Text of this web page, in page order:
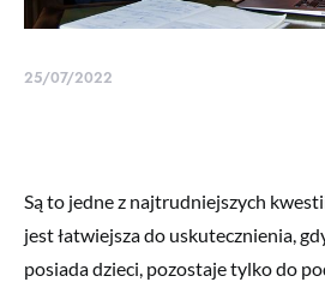
25/07/2022
Są to jedne z najtrudniejszych
jest łatwiejsza do uskutecznienia,
posiada dzieci, pozostaje tylko do